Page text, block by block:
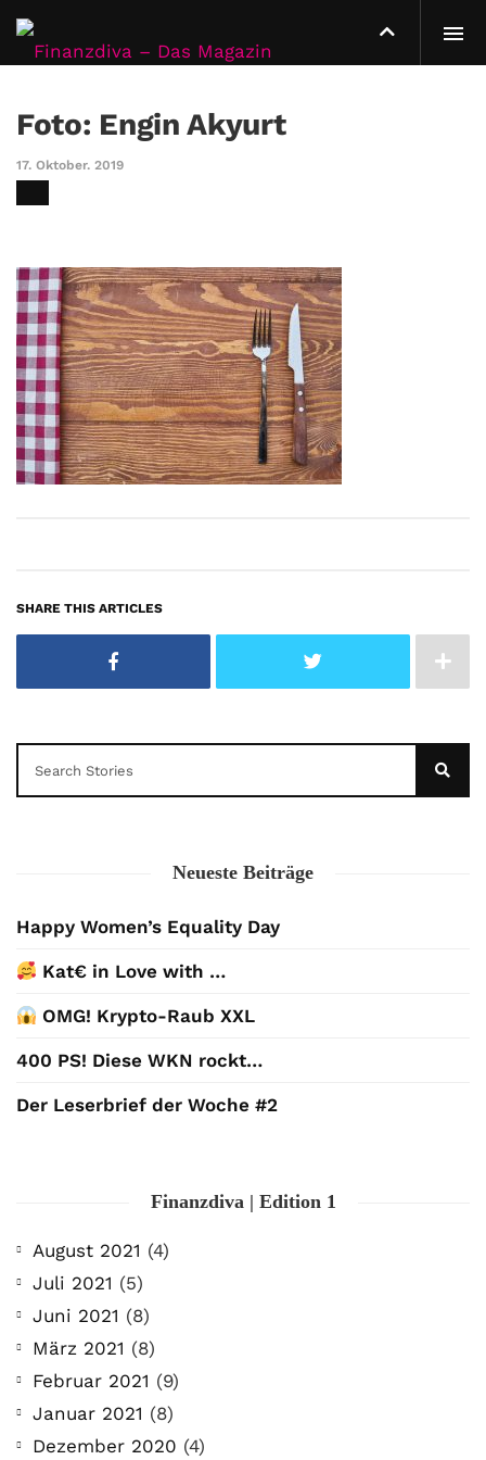
Foto: Engin Akyurt
17. Oktober. 2019
SHARE THIS ARTICLES
Neueste Beiträge
Happy Women’s Equality Day
Kat€ in Love with …
OMG! Krypto-Raub XXL
400 PS! Diese WKN rockt…
Der Leserbrief der Woche #2
Finanzdiva | Edition 1
August 2021 (4)
Juli 2021 (5)
Juni 2021 (8)
März 2021 (8)
Februar 2021 (9)
Januar 2021 (8)
Dezember 2020 (4)